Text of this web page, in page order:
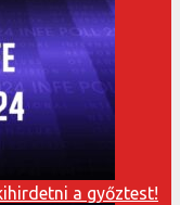
a győztest!